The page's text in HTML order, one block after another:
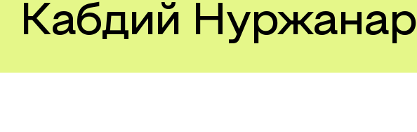
Кабдий Нуржанар